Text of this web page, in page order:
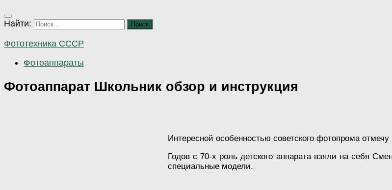
Найти:
Фототехника СССР
Фотоаппараты
Фотоаппарат Школьник обзор и инструкция
Интересной особенностью советского фотопрома
Годов с 70-х роль детского аппарата взяли на себя
специальные модели.